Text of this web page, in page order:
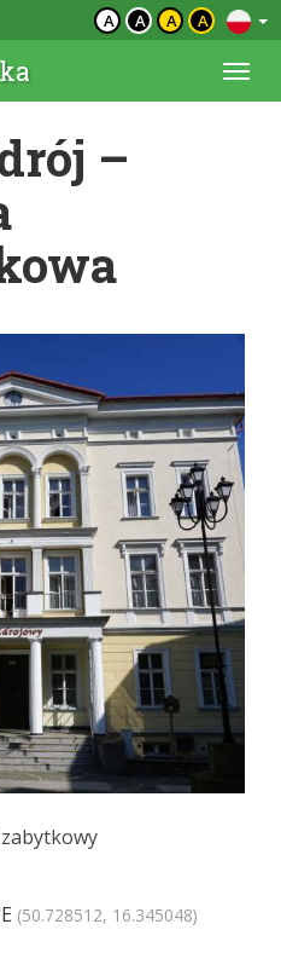
A A A A
–
(50.728512, 16.345048)